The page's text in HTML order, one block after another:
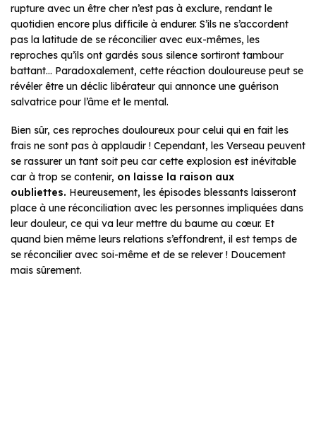
rupture avec un être cher n’est pas à exclure, rendant le
quotidien encore plus difficile à endurer. S’ils ne s’accordent
pas la latitude de se réconcilier avec eux-mêmes, les
reproches qu’ils ont gardés sous silence sortiront tambour
battant… Paradoxalement, cette réaction douloureuse peut se
révéler être un déclic libérateur qui annonce une guérison
salvatrice pour l’âme et le mental.
Bien sûr, ces reproches douloureux pour celui qui en fait les
frais ne sont pas à applaudir ! Cependant, les Verseau peuvent
se rassurer un tant soit peu car cette explosion est inévitable
car à trop se contenir, on laisse la raison aux
oubliettes. Heureusement, les épisodes blessants laisseront
place à une réconciliation avec les personnes impliquées dans
leur douleur, ce qui va leur mettre du baume au cœur. Et
quand bien même leurs relations s’effondrent, il est temps de
se réconcilier avec soi-même et de se relever ! Doucement
mais sûrement.